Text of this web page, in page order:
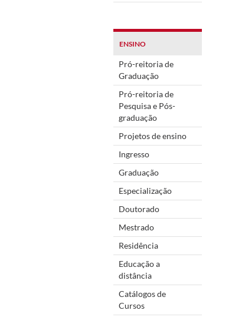
ENSINO
Pró-reitoria de
Graduação
Pró-reitoria de
Pesquisa e Pós-
graduação
Projetos de ensino
Ingresso
Graduação
Especialização
Doutorado
Mestrado
Residência
Educação a
distância
Catálogos de
Cursos